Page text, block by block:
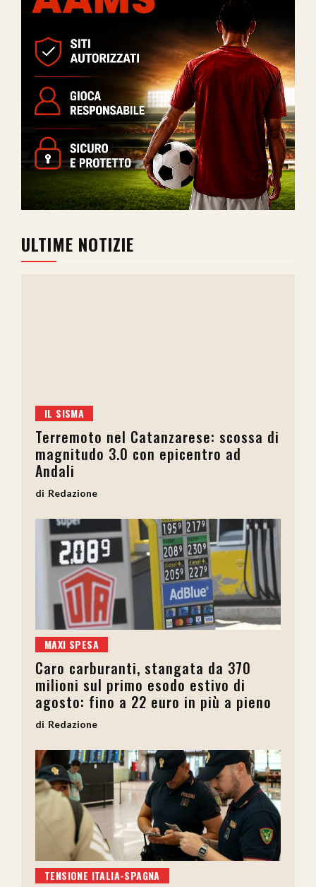
ULTIME NOTIZIE
IL SISMA
Terremoto nel Catanzarese: scossa di
magnitudo 3.0 con epicentro ad
Andali
Redazione
MAXI SPESA
Caro carburanti, stangata da 370
milioni sul primo esodo estivo di
agosto: fino a 22 euro in più a pieno
Redazione
TENSIONE ITALIA-SPAGNA